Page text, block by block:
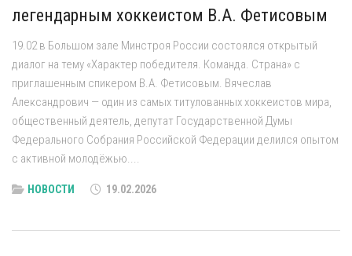
легендарным хоккеистом В.А. Фетисовым
19.02 в Большом зале Минстроя России состоялся открытый
диалог на тему «Характер победителя. Команда. Страна» с
приглашенным спикером В.А. Фетисовым. Вячеслав
Александрович — один из самых титулованных хоккеистов мира,
общественный деятель, депутат Государственной Думы
Федерального Собрания Российской Федерации делился опытом
с активной молодёжью....
НОВОСТИ 19.02.2026